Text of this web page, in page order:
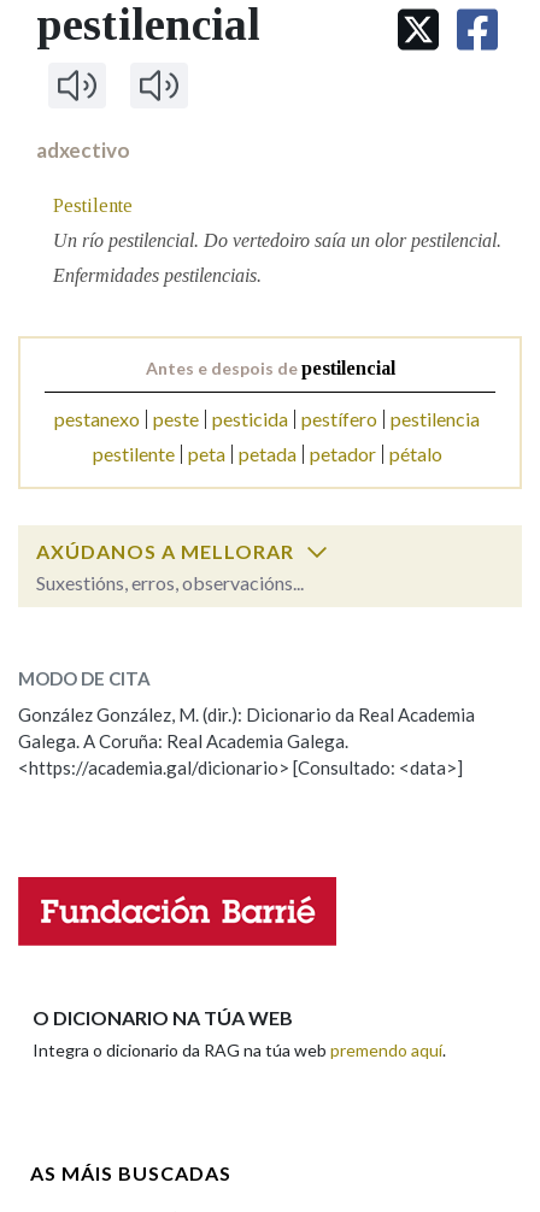
IDENTIDADE CORPORATIVA
MARCIAL DEL ADALID
FIGURAS HOMENAXEADAS
Facebook
TwitterYoutubeInstagram
Bluesky
BUSCAR NOS LEMAS
Comeza por
Contén
BUSCAR NO CONTIDO
Nas definicións
Na fraseoloxía
OUTRAS OPCIÓNS DE BUSCA
Marcas gramaticais
pestilencial
adxectivo
Pestilente
Un río pestilencial. Do vertedoiro saía un olor pestilencial.
Enfermidades pestilenciais.
Antes e despois depestilencial
pestanexo peste pesticida pestífero pestilencia
pestilente
peta petada petador pétalo
AXÚDANOS A MELLORAR
Suxestións, erros, observacións...
ESCOLLE UNHA OPCIÓN:
Observación Hai un erro na palabra
Propoño mellorar a definición
Nome
MODO DE CITA
González González, M. (dir.): Dicionario da Real Academia
Galega. A Coruña: Real Academia Galega.
<https://academia.gal/dicionario> [Consultado: <data>]
O DICIONARIO NA TÚA WEB
Integra o dicionario da RAG na túa web premendo aquí.
AS MÁIS BUSCADAS